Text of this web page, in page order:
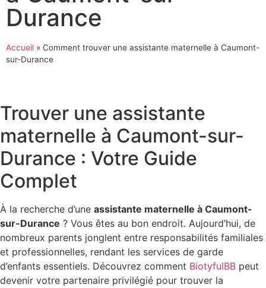
Durance
Accueil » Comment trouver une assistante maternelle à Caumont-
sur-Durance
Trouver une assistante
maternelle à Caumont-sur-
Durance : Votre Guide
Complet
À la recherche d’une assistante maternelle à Caumont-
sur-Durance ? Vous êtes au bon endroit. Aujourd’hui, de
nombreux parents jonglent entre responsabilités familiales
et professionnelles, rendant les services de garde
d’enfants essentiels. Découvrez comment BiotyfulBB peut
devenir votre partenaire privilégié pour trouver la